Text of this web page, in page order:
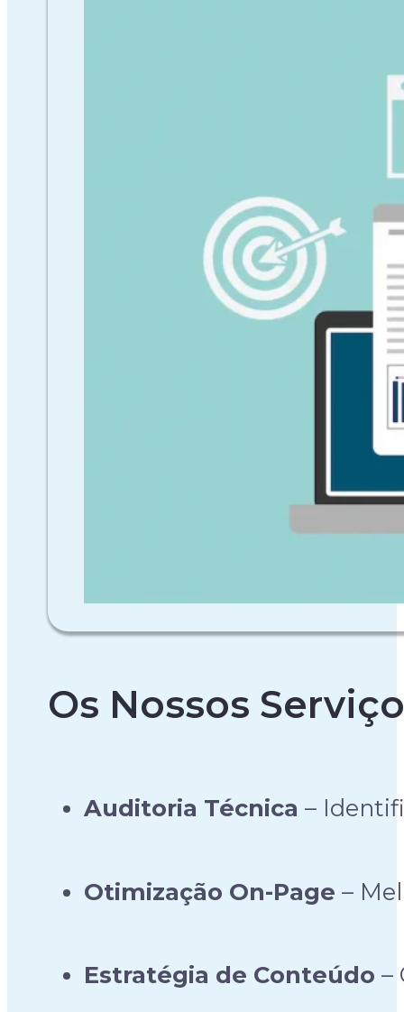
Os Nossos
Auditoria Técnica –
Otimização On-Page –
Estratégia de Conteúdo –